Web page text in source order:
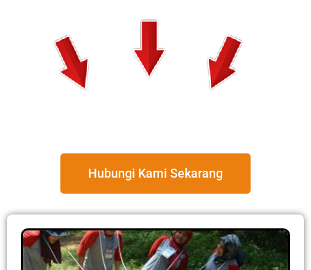
Hubungi Kami Sekarang